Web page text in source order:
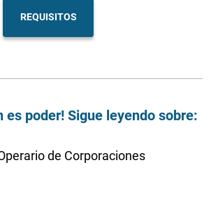
REQUISITOS
es poder! Sigue leyendo sobre:
de Corporaciones